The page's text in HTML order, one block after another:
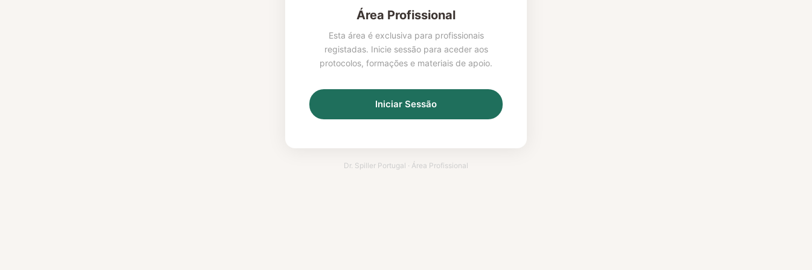
Área Profissional
Esta área é exclusiva para profissionais
registadas. Inicie sessão para aceder aos
protocolos, formações e materiais de apoio.
Iniciar Sessão
Dr. Spiller Portugal · Área Profissional